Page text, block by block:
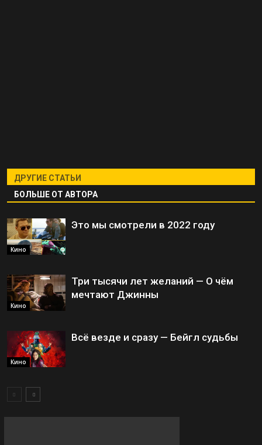
ДРУГИЕ СТАТЬИ
БОЛЬШЕ ОТ АВТОРА
Кино
Это мы смотрели в 2022 году
Кино
Три тысячи лет желаний — О чём
мечтают Джинны
Кино
Всё везде и сразу — Бейгл судьбы